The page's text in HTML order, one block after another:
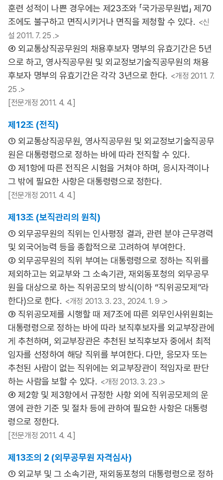
훈련 성적이 나쁜 경우에는 제23조와 「국가공무원법」 제70
조에도 불구하고 면직시키거나 면직을 제청할 수 있다. <신
설 2011. 7. 25 .>
④ 외교통상직공무원의 채용후보자 명부의 유효기간은 5년
으로 하고, 영사직공무원 및 외교정보기술직공무원의 채용
후보자 명부의 유효기간은 각각 3년으로 한다. <개정 2011. 7.
25 .>
[전문개정 2011. 4. 4.]
제12조 (전직)
① 외교통상직공무원, 영사직공무원 및 외교정보기술직공무
원은 대통령령으로 정하는 바에 따라 전직할 수 있다.
② 제1항에 따른 전직은 시험을 거쳐야 하며, 응시자격이나
그 밖에 필요한 사항은 대통령령으로 정한다.
[전문개정 2011. 4. 4.]
제13조 (보직관리의 원칙)
① 외무공무원의 직위는 인사평정 결과, 관련 분야 근무경력
및 외국어능력 등을 종합적으로 고려하여 부여한다.
② 외무공무원의 직위 부여는 대통령령으로 정하는 직위를
제외하고는 외교부와 그 소속기관, 재외동포청의 외무공무
원을 대상으로 하는 직위공모의 방식(이하 “직위공모제”라
한다)으로 한다. <개정 2013. 3. 23., 2024. 1. 9 .>
③ 직위공모제를 시행할 때 제7조에 따른 외무인사위원회는
대통령령으로 정하는 바에 따라 보직후보자를 외교부장관에
게 추천하며, 외교부장관은 추천된 보직후보자 중에서 최적
임자를 선정하여 해당 직위를 부여한다. 다만, 응모자 또는
추천된 사람이 없는 직위에는 외교부장관이 적임자로 판단
하는 사람을 보할 수 있다. <개정 2013. 3. 23 .>
④ 제2항 및 제3항에서 규정한 사항 외에 직위공모제의 운
영에 관한 기준 및 절차 등에 관하여 필요한 사항은 대통령
령으로 정한다.
[전문개정 2011. 4. 4.]
제13조의 2 (외무공무원 자격심사)
① 외교부 및 그 소속기관, 재외동포청의 대통령령으로 정하